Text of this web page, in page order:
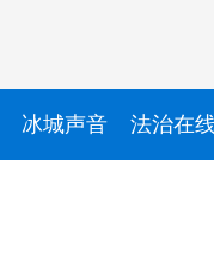
冰城声音 法治在